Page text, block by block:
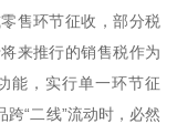
售环节征收，部分税
来推行的销售税作为
能，实行单一环节征
“二线”流动时，必然